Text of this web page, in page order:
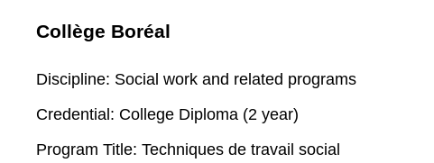
Collège Boréal
Discipline: Social work and related programs
Credential: College Diploma (2 year)
Program Title: Techniques de travail social